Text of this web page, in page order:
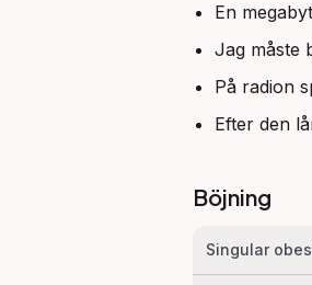
En
Jag måste
På radion
Efter den
Böjning
Singular